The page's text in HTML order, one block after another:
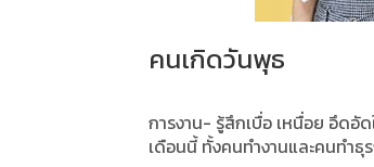
คนเกิดวันพุธ
การงาน- รู้สึกเบื่อ เหนื่อย อึดอั
เดือนนี้ ทั้งคนทำงานและคนทำธุ